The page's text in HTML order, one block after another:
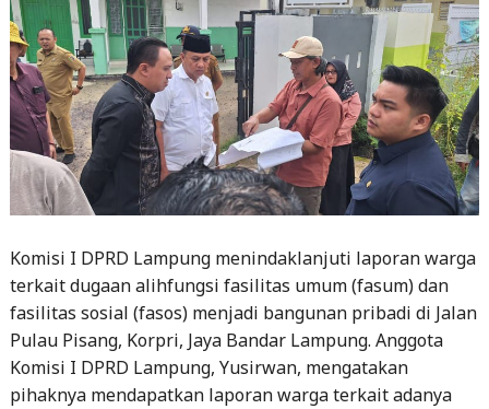
Komisi I DPRD Lampung menindaklanjuti laporan warga
terkait dugaan alihfungsi fasilitas umum (fasum) dan
fasilitas sosial (fasos) menjadi bangunan pribadi di Jalan
Pulau Pisang, Korpri, Jaya Bandar Lampung. Anggota
Komisi I DPRD Lampung, Yusirwan, mengatakan
pihaknya mendapatkan laporan warga terkait adanya